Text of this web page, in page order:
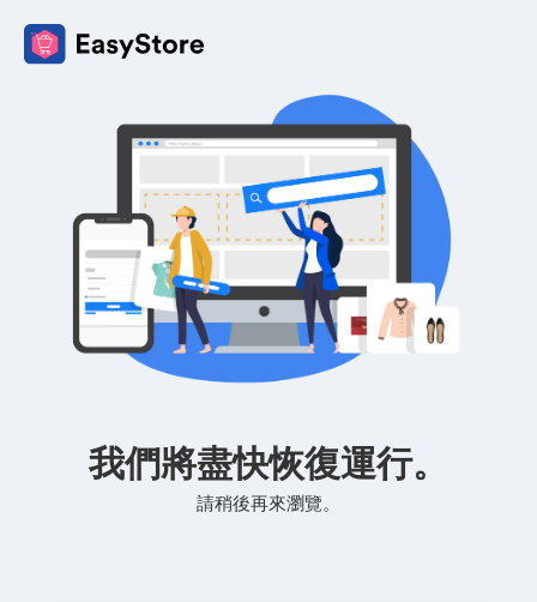
我們將盡快恢復運行。
請稍後再來瀏覽。